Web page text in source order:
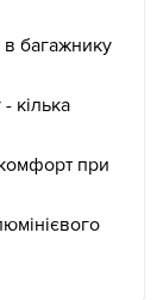
багажнику
кілька
при